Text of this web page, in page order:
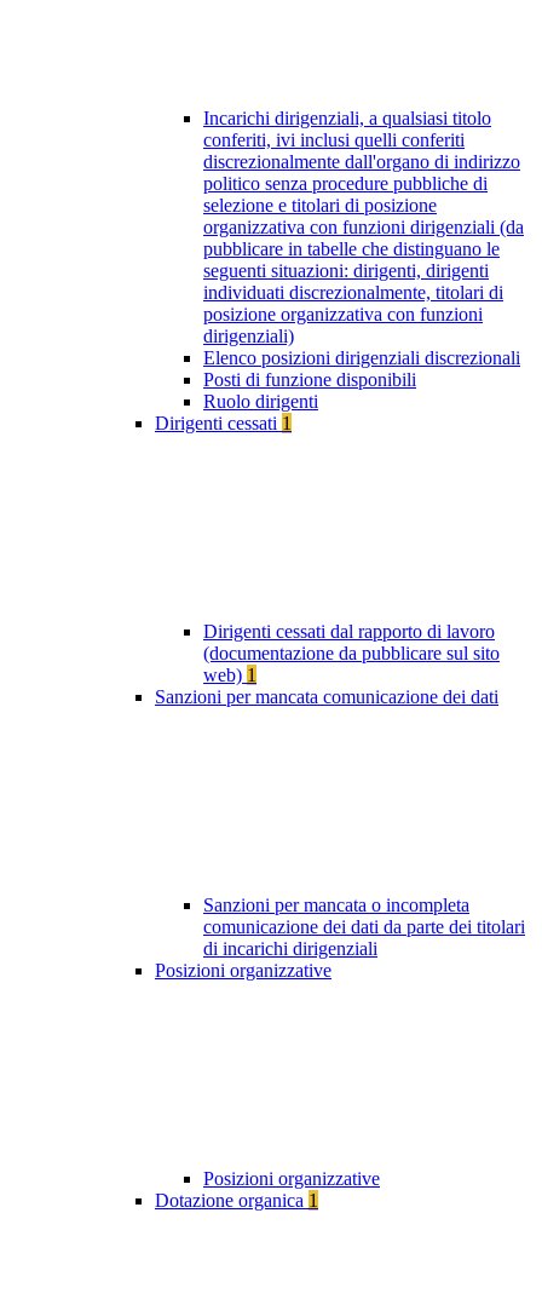
Incarichi dirigenziali, a qualsiasi titolo
conferiti, ivi inclusi quelli conferiti
discrezionalmente dall'organo di indirizzo
politico senza procedure pubbliche di
selezione e titolari di posizione
organizzativa con funzioni dirigenziali (da
pubblicare in tabelle che distinguano le
seguenti situazioni: dirigenti, dirigenti
individuati discrezionalmente, titolari di
posizione organizzativa con funzioni
dirigenziali)
Elenco posizioni dirigenziali discrezionali
Posti di funzione disponibili
Ruolo dirigenti
Dirigenti cessati 1
Dirigenti cessati dal rapporto di lavoro
(documentazione da pubblicare sul sito
web) 1
Sanzioni per mancata comunicazione dei dati
Sanzioni per mancata o incompleta
comunicazione dei dati da parte dei titolari
di incarichi dirigenziali
Posizioni organizzative
Posizioni organizzative
Dotazione organica 1